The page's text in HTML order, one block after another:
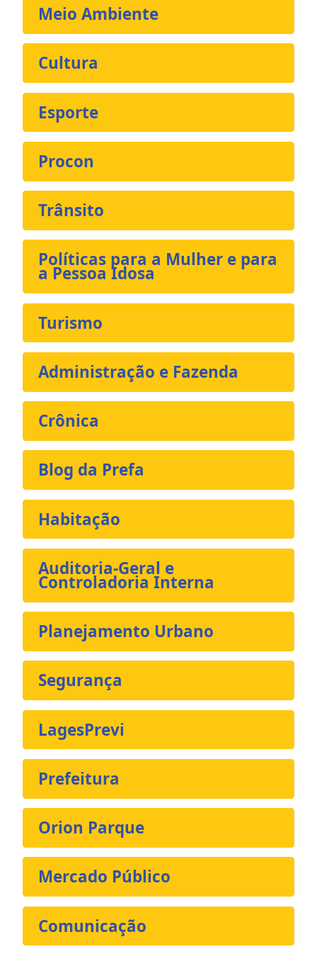
Meio Ambiente
Cultura
Esporte
Procon
Trânsito
Políticas para a Mulher e para
a Pessoa Idosa
Turismo
Administração e Fazenda
Crônica
Blog da Prefa
Habitação
Auditoria-Geral e
Controladoria Interna
Planejamento Urbano
Segurança
LagesPrevi
Prefeitura
Orion Parque
Mercado Público
Comunicação